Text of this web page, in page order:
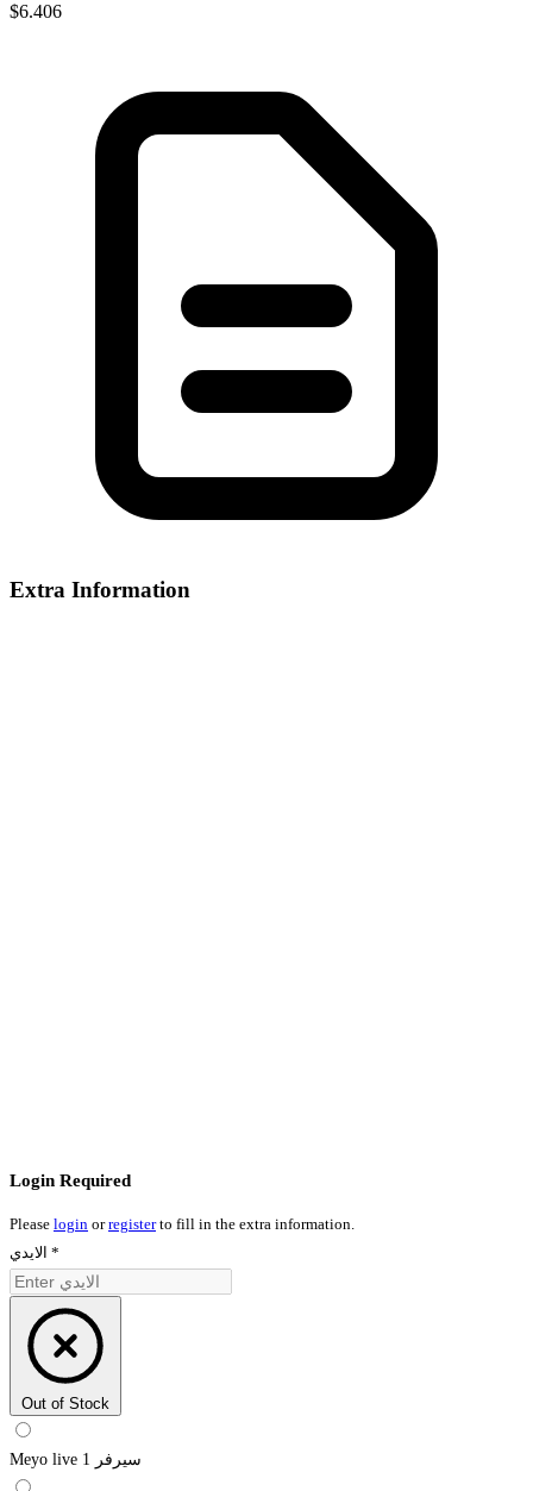
$6.406
Extra Information
Login Required
Please login orregisterto fill in the extra information.
*
Out of Stock
Meyo live سيرفر 1